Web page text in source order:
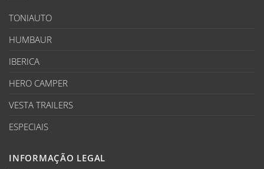
TONIAUTO
HUMBAUR
IBERICA
HERO CAMPER
VESTA TRAILERS
ESPECIAIS
INFORMAÇÃO LEGAL